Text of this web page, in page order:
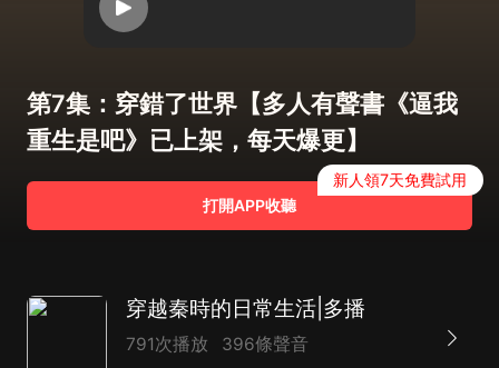
第7集：穿錯了世界【多人有聲書《逼我
重生是吧》已上架，每天爆更】
打開APP收聽
新人領7天免費試用
穿越秦時的日常生活|多播
791次播放 396條聲音